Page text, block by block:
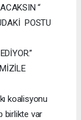
“
POSTU
koalisyonu
birlikte var